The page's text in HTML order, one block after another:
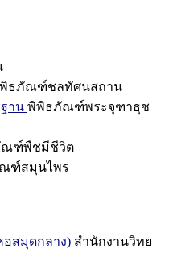
ธภัณฑ์ชลทัศนสถาน
าน พิพิธภัณฑ์พระจุฑาธุช
ฑ์พืชมีชีวิต
ฑ์สมุนไพร
อสมุดกลาง) สำนักงานวิทย